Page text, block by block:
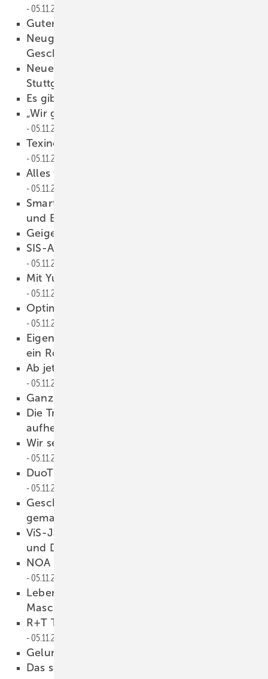
05.11.2022
Guter Service will gelernt sein
Neugestaltung der Weinor-
Geschäftsführung
Neuer USA-Geschäftsführer für Messe
Stuttgart Inc.
Es gibt für alles eine Lösung
„Wir glauben an den Erfolg von Matter“
05.11.2022
Texino macht Smart Home einfach möglich
05.11.2022
Alles für den ungestörten Unterricht
05.11.2022
Smartes Zusammenspiel von Sonnenschutz
und Beleuchtung
Geiger Air: Smart Home Ready
SIS-Antriebe mit SMI-Schnittstelle
05.11.2022
Mit Yubii Home smart Energie sparen
05.11.2022
Optimiert für smarte Anwendungen
05.11.2022
Eigentlich keine große Sache, aber das soll
ein Rolltor sein …
Ab jetzt vom Wetter unabhängig
05.11.2022
Ganz schön weit heraus
Die Trennung zwischen Indoor und Outdoor
aufheben
Wir setzen auf eine gute Zusammenarbeit
05.11.2022
DuoTherm präsentiert Produktpalette
05.11.2022
Geschäfte werden zwischen Menschen
gemacht
ViS-Jahrestagung in der Stadt der Dichter
und Denker
NOA Outdoor Living: wie eine Arche
05.11.2022
Leben und Wohnen im zweiten
Maschinenzeitalter
R+T Turkey mit Rekordveranstaltung
05.11.2022
Gelungener Auftakt in den USA
Das sind die Ha ustüren-Trends 2022